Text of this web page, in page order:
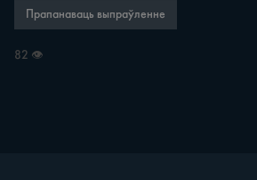
Прапанаваць выпраўленне
82 👁